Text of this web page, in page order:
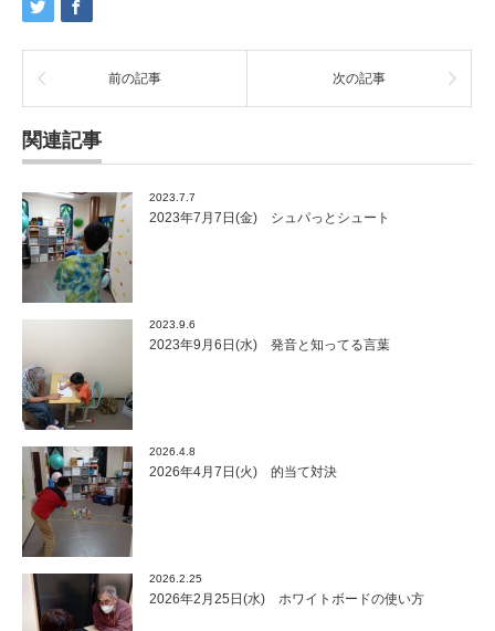
前の記事 次の記事
関連記事
2023.7.7
2023年7月7日(金) シュパっとシュート
2023.9.6
2023年9月6日(水) 発音と知ってる言葉
2026.4.8
2026年4月7日(火) 的当て対決
2026.2.25
2026年2月25日(水) ホワイトボードの使い方